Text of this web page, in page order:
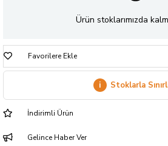
Ürün stoklarımızda
Favorilere Ekle
i Stoklarla
İndirimli Ürün
Gelince Haber Ver